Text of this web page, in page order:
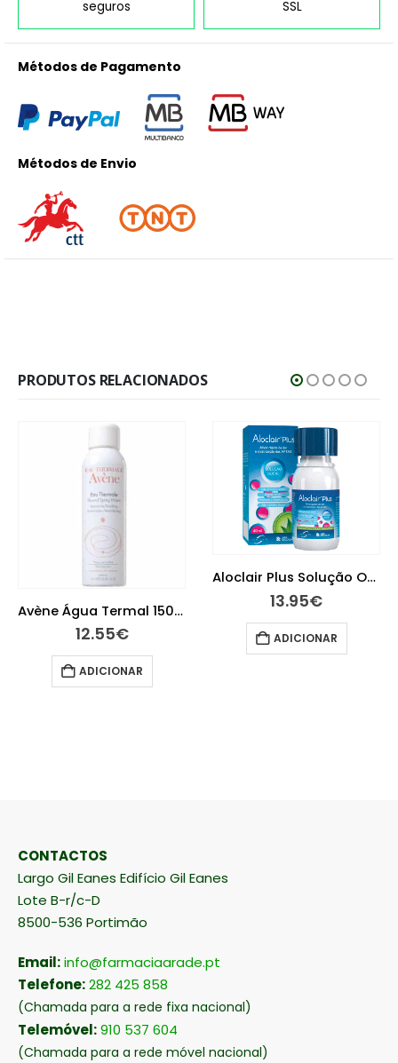
seguros
SSL
Métodos de Pagamento
Métodos de Envio
PRODUTOS RELACIONADOS
Avène Água Termal 150ml
12.55€
ADICIONAR
Aloclair Plus Solução Oral 60 ml
13.95€
ADICIONAR
CONTACTOS
Largo Gil Eanes Edifício Gil Eanes
Lote B-r/c-D
8500-536 Portimão
Email:info@farmaciaarade.pt
Telefone:282 425 858
(Chamada para a rede fixa nacional)
Telemóvel:910 537 604
(Chamada para a rede móvel nacional)